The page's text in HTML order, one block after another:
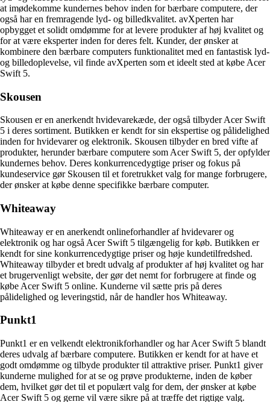
at imødekomme kundernes behov inden for bærbare computere, der
også har en fremragende lyd- og billedkvalitet. avXperten har
opbygget et solidt omdømme for at levere produkter af høj kvalitet og
for at være eksperter inden for deres felt. Kunder, der ønsker at
kombinere den bærbare computers funktionalitet med en fantastisk lyd-
og billedoplevelse, vil finde avXperten som et ideelt sted at købe Acer
Swift 5.
Skousen
Skousen er en anerkendt hvidevarekæde, der også tilbyder Acer Swift
5 i deres sortiment. Butikken er kendt for sin ekspertise og pålidelighed
inden for hvidevarer og elektronik. Skousen tilbyder en bred vifte af
produkter, herunder bærbare computere som Acer Swift 5, der opfylder
kundernes behov. Deres konkurrencedygtige priser og fokus på
kundeservice gør Skousen til et foretrukket valg for mange forbrugere,
der ønsker at købe denne specifikke bærbare computer.
Whiteaway
Whiteaway er en anerkendt onlineforhandler af hvidevarer og
elektronik og har også Acer Swift 5 tilgængelig for køb. Butikken er
kendt for sine konkurrencedygtige priser og høje kundetilfredshed.
Whiteaway tilbyder et bredt udvalg af produkter af høj kvalitet og har
et brugervenligt website, der gør det nemt for forbrugere at finde og
købe Acer Swift 5 online. Kunderne vil sætte pris på deres
pålidelighed og leveringstid, når de handler hos Whiteaway.
Punkt1
Punkt1 er en velkendt elektronikforhandler og har Acer Swift 5 blandt
deres udvalg af bærbare computere. Butikken er kendt for at have et
godt omdømme og tilbyde produkter til attraktive priser. Punkt1 giver
kunderne mulighed for at se og prøve produkterne, inden de køber
dem, hvilket gør det til et populært valg for dem, der ønsker at købe
Acer Swift 5 og gerne vil være sikre på at træffe det rigtige valg.